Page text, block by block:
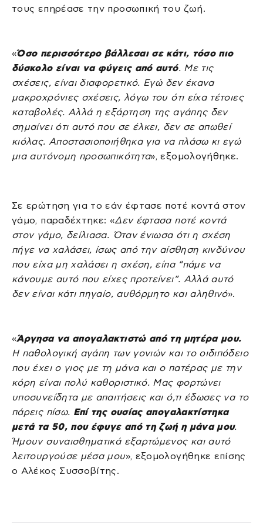
τους επηρέασε την προσωπική του ζωή.
«Όσο περισσότερο βάλλεσαι σε κάτι, τόσο πιο
δύσκολο είναι να φύγεις από αυτό. Με τις
σχέσεις, είναι διαφορετικό. Εγώ δεν έκανα
μακροχρόνιες σχέσεις, λόγω του ότι είχα τέτοιες
καταβολές. Αλλά η εξάρτηση της αγάπης δεν
σημαίνει ότι αυτό που σε έλκει, δεν σε απωθεί
κιόλας. Αποστασιοποιήθηκα για να πλάσω κι εγώ
μια αυτόνομη προσωπικότητα», εξομολογήθηκε.
Σε ερώτηση για το εάν έφτασε ποτέ κοντά στον
γάμο, παραδέχτηκε: «Δεν έφτασα ποτέ κοντά
στον γάμο, δείλιασα. Όταν ένιωσα ότι η σχέση
πήγε να χαλάσει, ίσως από την αίσθηση κινδύνου
που είχα μη χαλάσει η σχέση, είπα “πάμε να
κάνουμε αυτό που είχες προτείνει”. Αλλά αυτό
δεν είναι κάτι πηγαίο, αυθόρμητο και αληθινό».
«Άργησα να απογαλακτιστώ από τη μητέρα μου.
Η παθολογική αγάπη των γονιών και το οιδιπόδειο
που έχει ο γιος με τη μάνα και ο πατέρας με την
κόρη είναι πολύ καθοριστικό. Μας φορτώνει
υποσυνείδητα με απαιτήσεις και ό,τι έδωσες να το
πάρεις πίσω. Επί της ουσίας απογαλακτίστηκα
μετά τα 50, που έφυγε από τη ζωή η μάνα μου.
Ήμουν συναισθηματικά εξαρτώμενος και αυτό
λειτουργούσε μέσα μου», εξομολογήθηκε επίσης
ο Αλέκος Συσσοβίτης.